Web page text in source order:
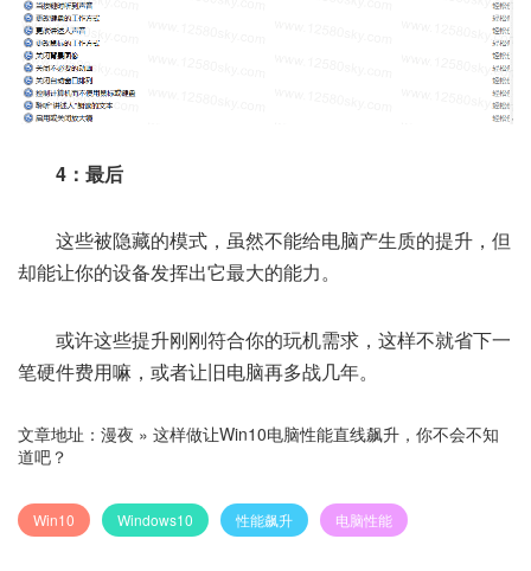
4：最后
这些被隐藏的模式，虽然不能给电脑产生质的提升，但
却能让你的设备发挥出它最大的能力。
或许这些提升刚刚符合你的玩机需求，这样不就省下一
笔硬件费用嘛，或者让旧电脑再多战几年。
文章地址： 漫夜 » 这样做让Win10电脑性能直线飙升，你不会不知
道吧？
Win10 Windows10 性能飙升 电脑性能